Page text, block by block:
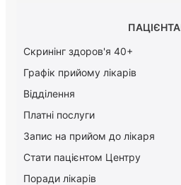
Скринінг здоров'я 40+
Графік прийому лікарів
Відділення
Платні послуги
Запис на прийом до лікаря
Стати пацієнтом Центру
Поради лікарів